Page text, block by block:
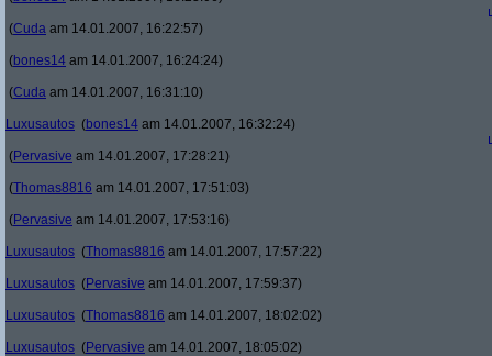
(Cuda am 14.01.2007, 16:22:57)
(bones14 am 14.01.2007, 16:24:24)
(Cuda am 14.01.2007, 16:31:10)
Luxusautos (bones14 am 14.01.2007, 16:32:24)
(Pervasive am 14.01.2007, 17:28:21)
(Thomas8816 am 14.01.2007, 17:51:03)
(Pervasive am 14.01.2007, 17:53:16)
Luxusautos (Thomas8816 am 14.01.2007, 17:57:22)
Luxusautos (Pervasive am 14.01.2007, 17:59:37)
Luxusautos (Thomas8816 am 14.01.2007, 18:02:02)
Luxusautos (Pervasive am 14.01.2007, 18:05:02)